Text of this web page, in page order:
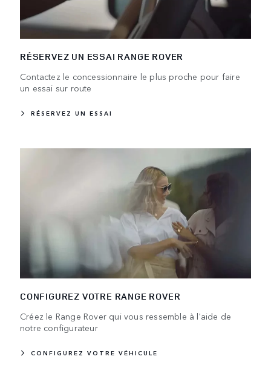
RÉSERVEZ UN ESSAI RANGE ROVER
Contactez le concessionnaire le plus proche pour faire
un essai sur route
RÉSERVEZ UN ESSAI
CONFIGUREZ VOTRE RANGE ROVER
Créez le Range Rover qui vous ressemble à l'aide de
notre configurateur
CONFIGUREZ VOTRE VÉHICULE